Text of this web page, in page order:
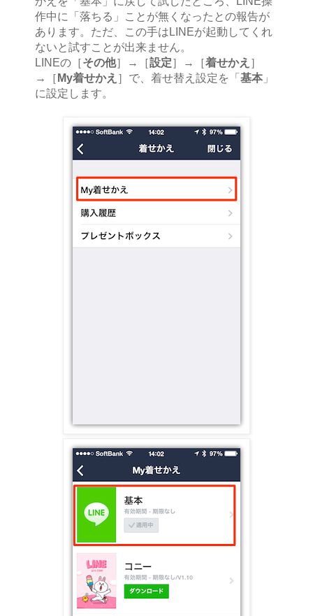
作中に「落ちる」ことが無くなったとの報告が
あります。ただ、この手はLINEが起動してくれ
ないと試すことが出来ません。
LINEの［その他］→［設定］→［着せかえ ］
→［ My着せかえ ］で、着せ替え設定を「 基本」
に設定します。